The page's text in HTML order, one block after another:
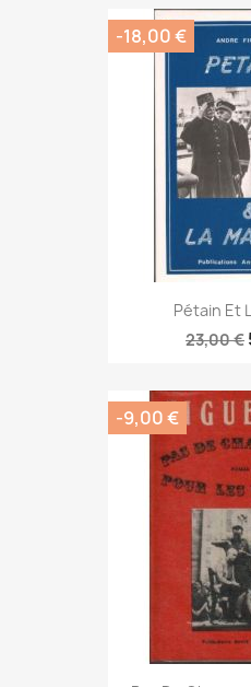
Pétain Et
23,00 €
-18,00 €
-9,00 €